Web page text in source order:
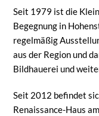
Seit 1979 ist die
Begegnung in
regelmäßig
aus der Region und
Bildhauerei und
Seit 2012 befindet
Renaissance-Haus